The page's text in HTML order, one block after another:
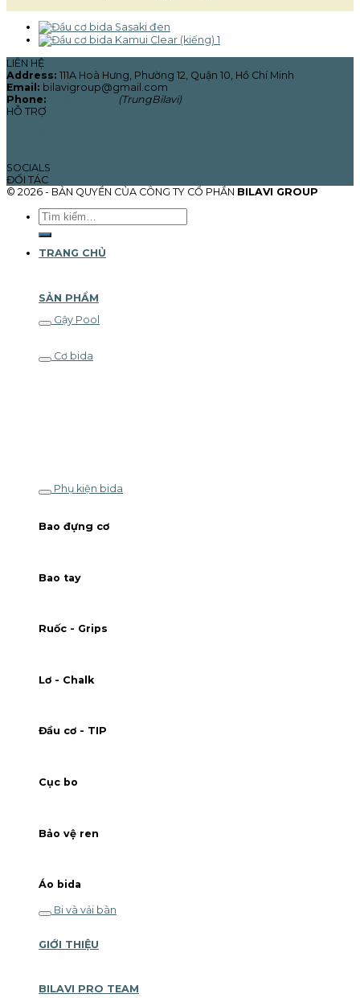
LIÊN HỆ
Address: 111A Hoà Hưng, Phường 12, Quận 10, Hồ Chí Minh
Email: bilavigroup@gmail.com
Phone:
(TrungBilavi)
HỖ TRỢ
SOCIALS
ĐỐI TÁC
© 2026 - BẢN QUYỀN CỦA CÔNG TY CỔ PHẦN BILAVI GROUP
Tìm
kiếm:
TRANG CHỦ
SẢN PHẨM
Gậy Pool
Cơ bida
Phụ kiện bida
Bao đựng cơ
Bao tay
Ruốc - Grips
Lơ - Chalk
Đầu cơ - TIP
Cục bo
Bảo vệ ren
Áo bida
Bi và vải bàn
GIỚI THIỆU
BILAVI PRO TEAM